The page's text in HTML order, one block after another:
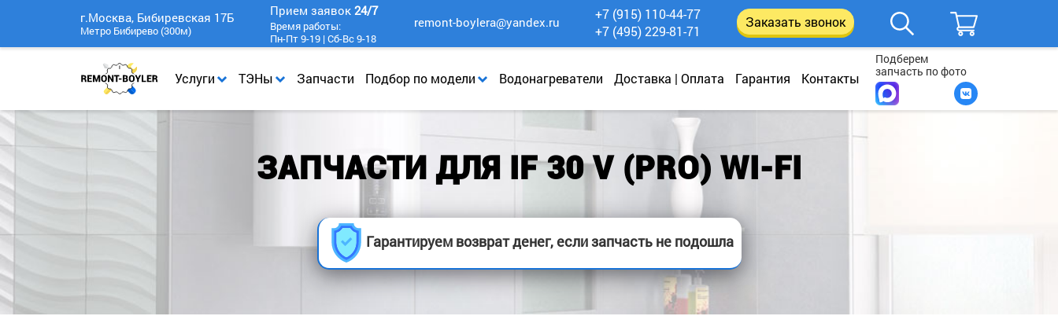
Услуги ТЭНы Запчасти Подбор по модели Водонагреватели Доставка | Оплата Гарантия Контакты
Подберем
запчасть по фото
г.Москва, Бибиревская 17Б
Метро Бибирево (300м)
Прием заявок 24/7
Время работы:
Пн-Пт 9-19 | Сб-Вс 9-18
remont-boylera@yandex.ru
+7 (915) 110-44-77
+7 (495) 229-81-71
Заказать звонок
ЗАПЧАСТИ ДЛЯ IF 30 V (PRO) WI-FI
Гарантируем возврат денег, если запчасть не подошла